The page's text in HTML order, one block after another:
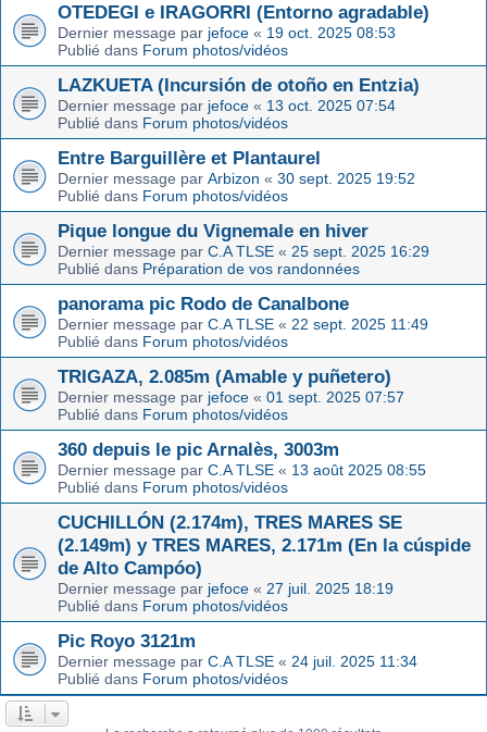
OTEDEGI e IRAGORRI (Entorno agradable)
Dernier message par jefoce « 19 oct. 2025 08:53
Publié dans Forum photos/vidéos
LAZKUETA (Incursión de otoño en Entzia)
Dernier message par jefoce « 13 oct. 2025 07:54
Publié dans Forum photos/vidéos
Entre Barguillère et Plantaurel
Dernier message par Arbizon « 30 sept. 2025 19:52
Publié dans Forum photos/vidéos
Pique longue du Vignemale en hiver
Dernier message par C.A TLSE « 25 sept. 2025 16:29
Publié dans Préparation de vos randonnées
panorama pic Rodo de Canalbone
Dernier message par C.A TLSE « 22 sept. 2025 11:49
Publié dans Forum photos/vidéos
TRIGAZA, 2.085m (Amable y puñetero)
Dernier message par jefoce « 01 sept. 2025 07:57
Publié dans Forum photos/vidéos
360 depuis le pic Arnalès, 3003m
Dernier message par C.A TLSE « 13 août 2025 08:55
Publié dans Forum photos/vidéos
CUCHILLÓN (2.174m), TRES MARES SE
(2.149m) y TRES MARES, 2.171m (En la cúspide
de Alto Campóo)
Dernier message par jefoce « 27 juil. 2025 18:19
Publié dans Forum photos/vidéos
Pic Royo 3121m
Dernier message par C.A TLSE « 24 juil. 2025 11:34
Publié dans Forum photos/vidéos